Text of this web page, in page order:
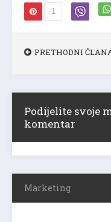
1
PRETHODNI
Podijelite svoje
komentar
Marketing